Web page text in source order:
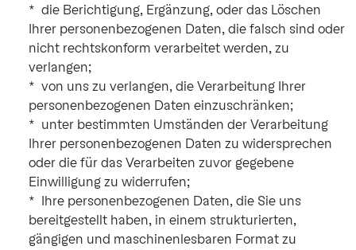
die Berichtigung, Ergänzung, oder das Löschen
Ihrer personenbezogenen Daten, die falsch sind oder
nicht rechtskonform verarbeitet werden, zu
verlangen;
von uns zu verlangen, die Verarbeitung Ihrer
personenbezogenen Daten einzuschränken;
unter bestimmten Umständen der Verarbeitung
Ihrer personenbezogenen Daten zu widersprechen
oder die für das Verarbeiten zuvor gegebene
Einwilligung zu widerrufen;
Ihre personenbezogenen Daten, die Sie uns
bereitgestellt haben, in einem strukturierten,
gängigen und maschinenlesbaren Format zu